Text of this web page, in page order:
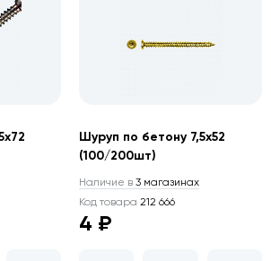
Шуруп по бетону 7,5х52
(100/200шт)
Наличие в 3 магазинах
Код товара 212 666
4 ₽